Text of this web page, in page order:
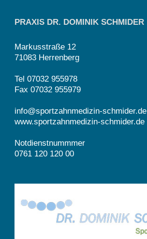
PRAXIS DR. DOMINIK SCHMIDER
Markusstraße 12
71083 Herrenberg
Tel 07032 955978
Fax 07032 955979
info@sportzahnmedizin-schmider.de
www.sportzahnmedizin-schmider.de
Notdienstnummmer
0761 120 120 00